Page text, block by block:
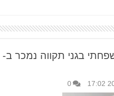
בגני תקווה נמכר ב-
0